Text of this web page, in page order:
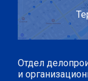
Отдел
и